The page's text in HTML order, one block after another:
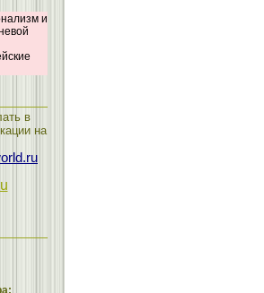
и
в
на